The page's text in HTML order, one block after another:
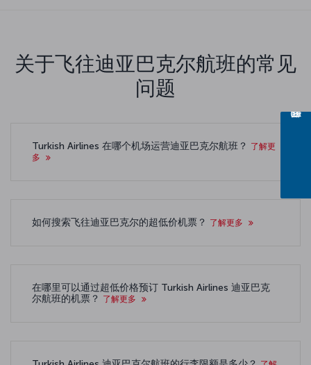
关于飞往迪亚巴克尔航班的常见
问题
Turkish Airlines 在哪个机场运营迪亚巴克尔航班？ 了解更
多
如何搜索飞往迪亚巴克尔的超低价机票？ 了解更多
在哪里可以通过超低价格预订 Turkish Airlines 迪亚巴克
尔航班的机票？ 了解更多